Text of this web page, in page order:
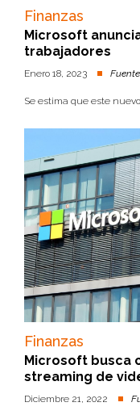
Finanzas
Microsoft
trabajadores
Enero 18, 2023
Se estima que este
Finanzas
Microsoft busca
streaming de
Diciembre 21, 2022